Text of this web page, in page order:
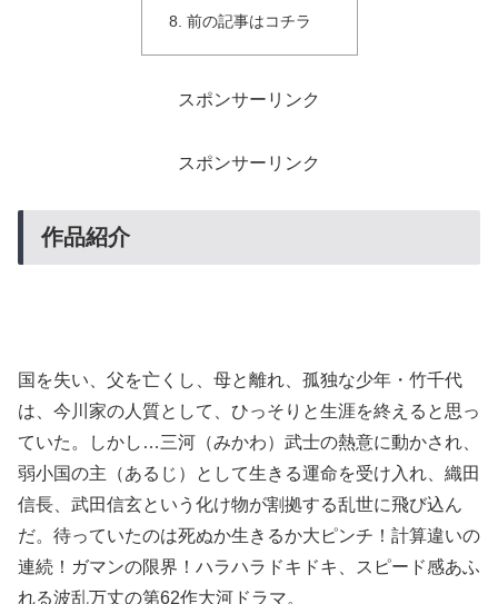
前の記事はコチラ
スポンサーリンク
スポンサーリンク
作品紹介
国を失い、父を亡くし、母と離れ、孤独な少年・竹千代
は、今川家の人質として、ひっそりと生涯を終えると思っ
ていた。しかし…三河（みかわ）武士の熱意に動かされ、
弱小国の主（あるじ）として生きる運命を受け入れ、織田
信長、武田信玄という化け物が割拠する乱世に飛び込ん
だ。待っていたのは死ぬか生きるか大ピンチ！計算違いの
連続！ガマンの限界！ハラハラドキドキ、スピード感あふ
れる波乱万丈の第62作大河ドラマ。